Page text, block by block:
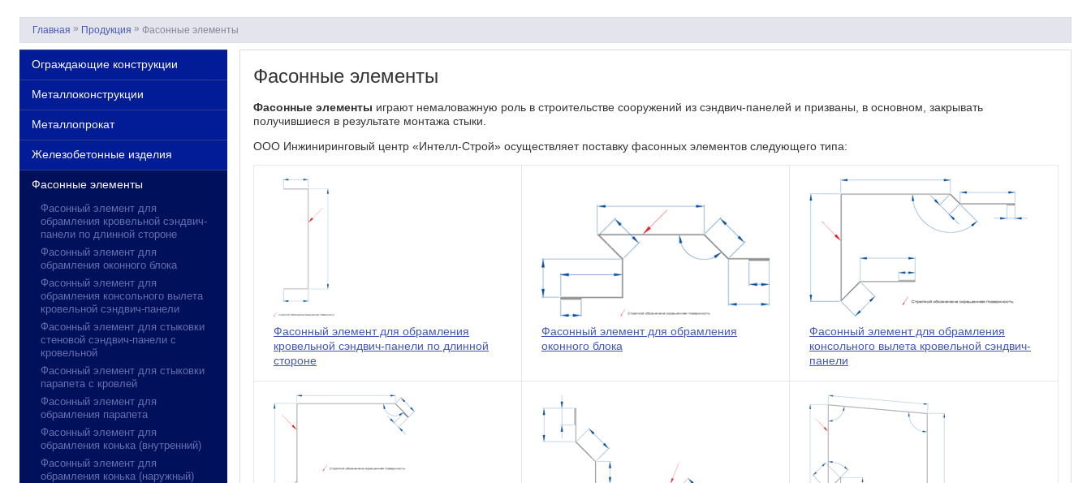
Главная » Продукция » Фасонные элементы
Ограждающие конструкции
Металлоконструкции
Металлопрокат
Железобетонные изделия
Фасонные элементы
Фасонный элемент для
обрамления кровельной сэндвич-
панели по длинной стороне
Фасонный элемент для
обрамления оконного блока
Фасонный элемент для
обрамления консольного вылета
кровельной сэндвич-панели
Фасонный элемент для стыковки
стеновой сэндвич-панели с
кровельной
Фасонный элемент для стыковки
парапета с кровлей
Фасонный элемент для
обрамления парапета
Фасонный элемент для
обрамления конька (внутренний)
Фасонный элемент для
обрамления конька (наружный)
Фасонные элементы
Фасонные элементы играют немаловажную роль в строительстве сооружений из сэндвич-панелей и призваны, в основном, закрывать
получившиеся в результате монтажа стыки.
ООО Инжиниринговый центр «Интелл-Строй» осуществляет поставку фасонных элементов следующего типа:
Фасонный элемент для обрамления
кровельной сэндвич-панели по длинной
стороне
Фасонный элемент для обрамления
оконного блока
Фасонный элемент для обрамления
консольного вылета кровельной сэндвич-
панели